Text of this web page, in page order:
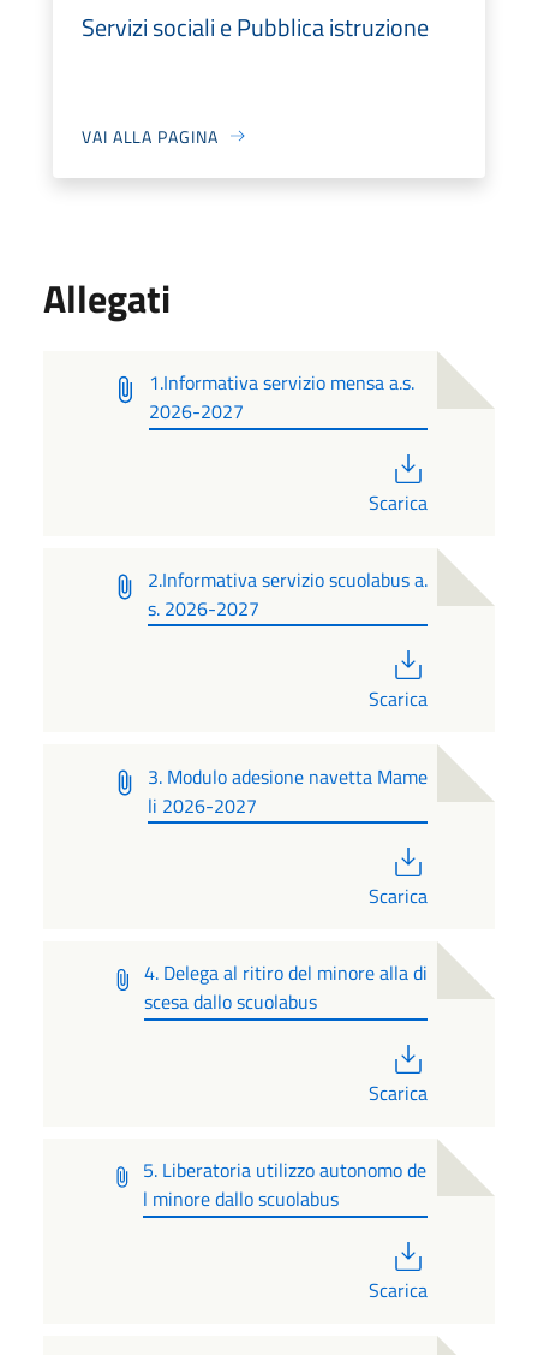
Servizi sociali e Pubblica istruzione
VAI ALLA PAGINA
Allegati
1.Informativa servizio mensa a.s.
2026-2027
Scarica
2.Informativa servizio scuolabus a.
s. 2026-2027
Scarica
3. Modulo adesione navetta Mame
li 2026-2027
Scarica
4. Delega al ritiro del minore alla di
scesa dallo scuolabus
Scarica
5. Liberatoria utilizzo autonomo de
l minore dallo scuolabus
Scarica